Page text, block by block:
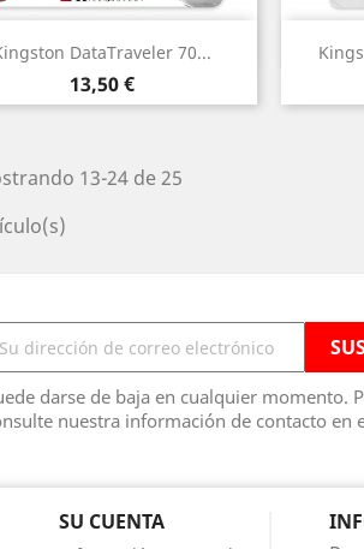
DataTraveler 70...
Precio
13,50 €
Vista rápida
13-24 de 25
darse de baja en cualquier momento.
nuestra información de contacto en
SU CUENTA